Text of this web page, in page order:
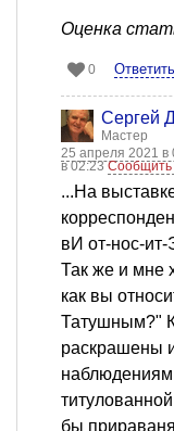
Оценка
0 Ответить
Сергей
Мастер
25 апреля 2021 в
в 02:23Сообщить
...На
вИ от-нос-
Так же и мне
как вы
Татушным?"
раскрашены
наблюдениям
бы